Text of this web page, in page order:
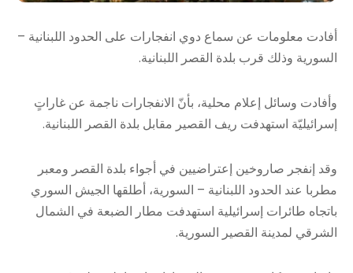
أفادت معلومات عن سماع دوي انفجارات على الحدود اللبنانية –
السورية وذلك قرب بلدة القصر اللبنانية.
وأفادت وسائل إعلام محلية، بأنّ الانفجارات ناجمة عن غاراتٍ
إسرائيليّة استهدفت ريف القصير مقابل بلدة القصر اللبنانية.
وقد إنفجر صاروخين إعتراضيين في أجواء بلدة القصر ومعبر
مطربا عند الحدود اللبنانية – السورية، أطلقها الجيش السوري
باتجاه طائرات إسرائيلية استهدفت مطار الضبعة في الشمال
الشرقي لمدينة القصير السورية.